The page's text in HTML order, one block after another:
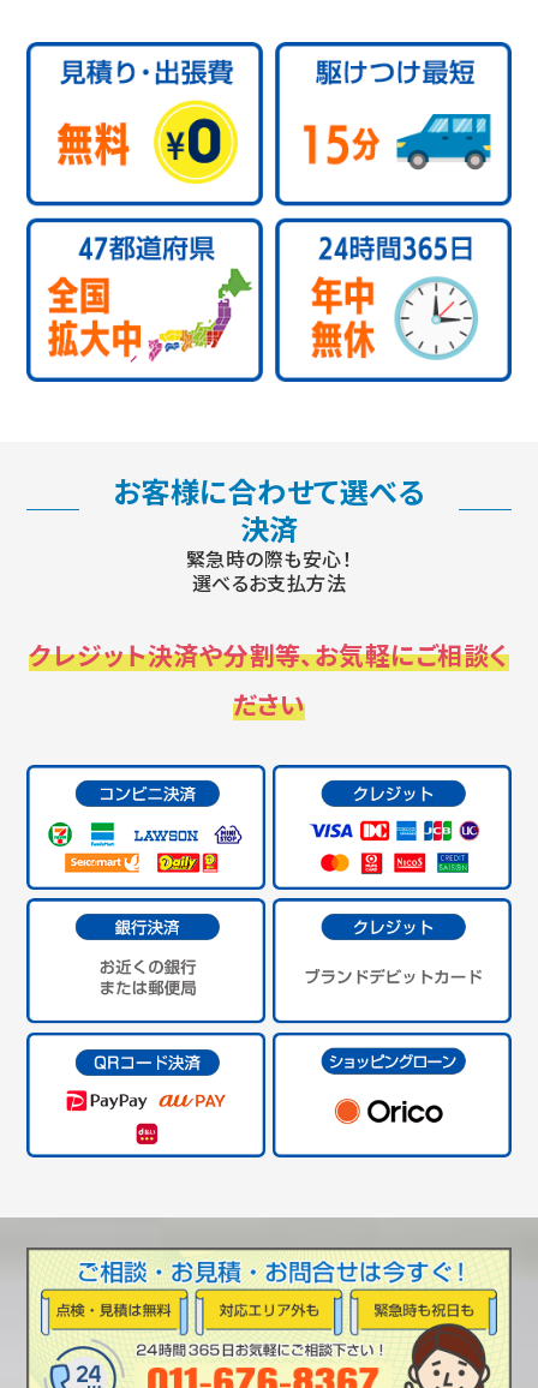
お客様に合わせて選べる
決済
緊急時の際も安心！
選べるお支払方法
クレジット決済や分割等、お気軽にご相談く
ださい